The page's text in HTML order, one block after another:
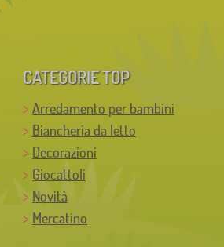
CATEGORIE TOP
Arredamento per bambini
Biancheria da letto
Decorazioni
Giocattoli
Novità
Mercatino